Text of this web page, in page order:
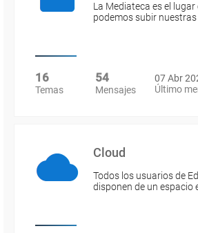
La Mediateca es el lugar
podemos subir nuestras
16
Temas
54
Mensajes
07 Abr
Último
Cloud
Todos los usuarios de
disponen de un espacio